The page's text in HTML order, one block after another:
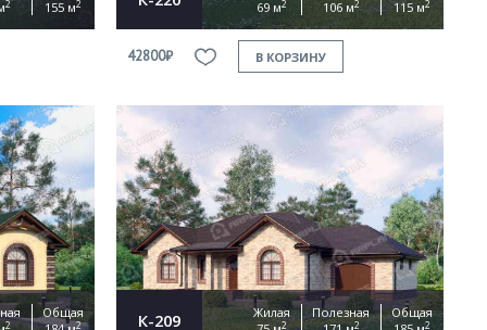
2
155 м2
69 м2
106 м2
115 м2
42800₽ В КОРЗИНУ
2
Общая
2 К-209
Жилая
2
Полезная
2
Общая
2